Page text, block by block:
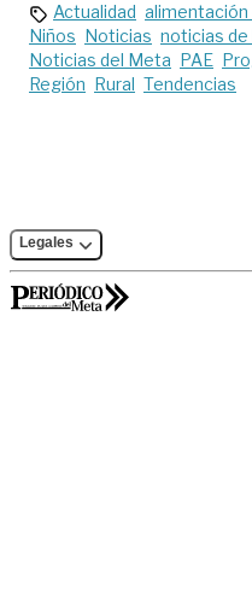
Actualidad
Niños Noticias noticias de
Noticias del Meta PAE
Región Rural Tendencias
Legales